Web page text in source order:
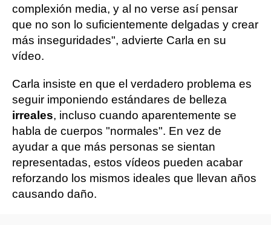
complexión media, y al no verse así pensar
que no son lo suficientemente delgadas y crear
más inseguridades", advierte Carla en su
vídeo.
Carla insiste en que el verdadero problema es
seguir imponiendo estándares de belleza
irreales, incluso cuando aparentemente se
habla de cuerpos "normales". En vez de
ayudar a que más personas se sientan
representadas, estos vídeos pueden acabar
reforzando los mismos ideales que llevan años
causando daño.